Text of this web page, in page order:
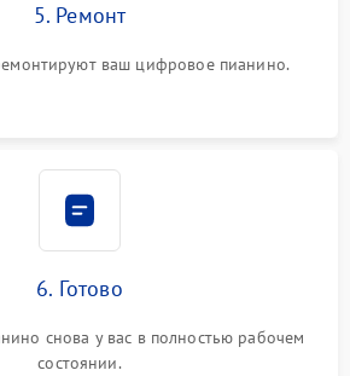
5. Ремонт
ваш цифровое пианино.
6. Готово
снова у вас в полностью рабочем
состоянии.